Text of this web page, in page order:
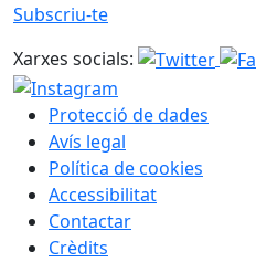
Subscriu-te
Xarxes socials:
Protecció de dades
Avís legal
Política de cookies
Accessibilitat
Contactar
Crèdits